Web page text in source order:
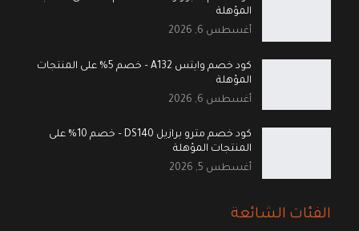
المؤهلة
أغسطس 6, 2026
كود خصم وايتس A132 – خصم 5% على المنتجات
المؤهلة
أغسطس 6, 2026
كود خصم مترو برازيل DS140 – خصم 10% على
المنتجات المؤهلة
أغسطس 5, 2026
الفئات الشائعة